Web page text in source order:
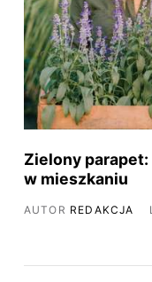
Zielony
w mieszkaniu
AUTOR REDAKCJA